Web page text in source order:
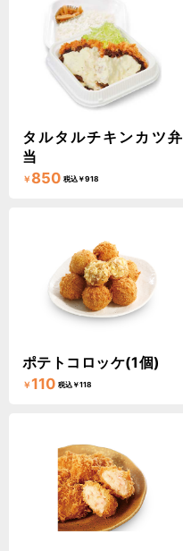
タルタルチキンカツ弁
当
￥850 税込￥918
ポテトコロッケ(1個)
￥110 税込￥118